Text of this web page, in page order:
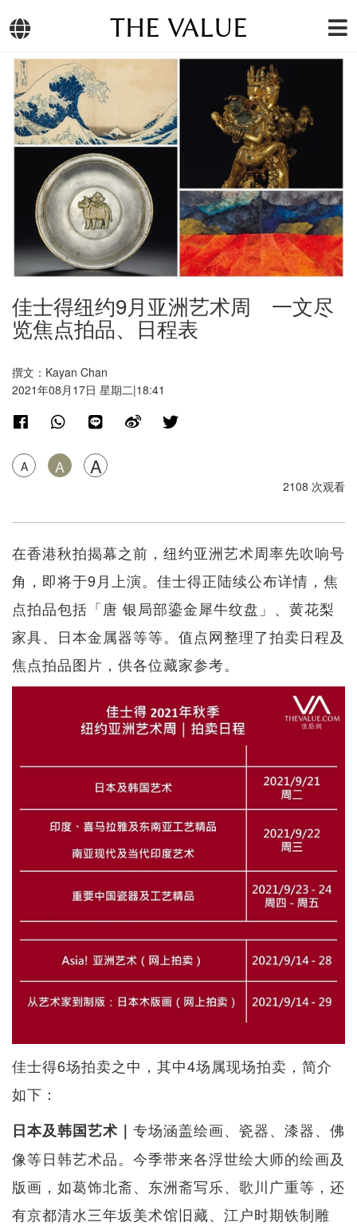
THE VALUE
佳士得纽约9月亚洲艺术周 一文尽
览焦点拍品、日程表
撰文：Kayan Chan
2021年08月17日 星期二|18:41
A A A
2108 次观看
在香港秋拍揭幕之前，纽约亚洲艺术周率先吹响号
角，即将于9月上演。佳士得正陆续公布详情，焦
点拍品包括「唐 银局部鎏金犀牛纹盘」、黄花梨
家具、日本金属器等等。值点网整理了拍卖日程及
焦点拍品图片，供各位藏家参考。
佳士得6场拍卖之中，其中4场属现场拍卖，简介
如下：
日本及韩国艺术｜ 专场涵盖绘画、瓷器、漆器、佛
像等日韩艺术品。今季带来各浮世绘大师的绘画及
版画，如葛饰北斋、东洲斋写乐、歌川广重等，还
有京都清水三年坂美术馆旧藏、江户时期铁制雕